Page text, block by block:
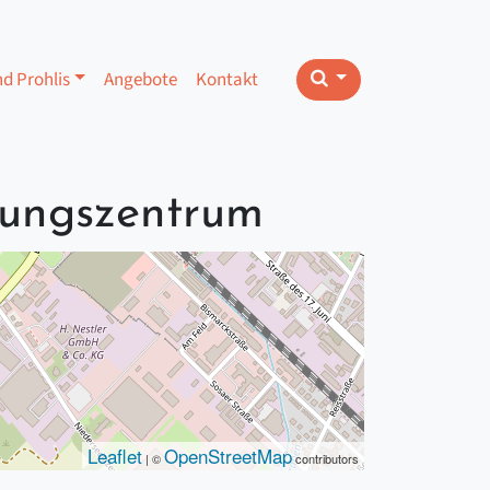
Prohlis Angebote Kontakt
Leaflet | ©OpenStreetMapcontributors